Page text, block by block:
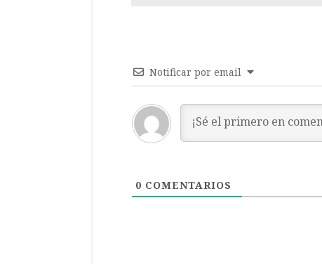
Notificar por email
0 COMENTARIOS